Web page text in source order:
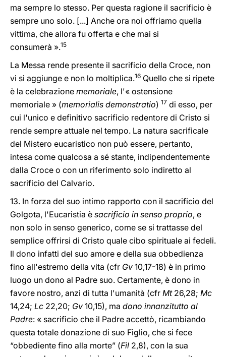
ma sempre lo stesso. Per questa ragione il sacrificio è
sempre uno solo. [...] Anche ora noi offriamo quella
vittima, che allora fu offerta e che mai si
consumerà ».15
La Messa rende presente il sacrificio della Croce, non
vi si aggiunge e non lo moltiplica.16 Quello che si ripete
è la celebrazione memoriale, l'« ostensione
memoriale » (memorialis demonstratio) 17 di esso, per
cui l'unico e definitivo sacrificio redentore di Cristo si
rende sempre attuale nel tempo. La natura sacrificale
del Mistero eucaristico non può essere, pertanto,
intesa come qualcosa a sé stante, indipendentemente
dalla Croce o con un riferimento solo indiretto al
sacrificio del Calvario.
13. In forza del suo intimo rapporto con il sacrificio del
Golgota, l'Eucaristia è sacrificio in senso proprio, e
non solo in senso generico, come se si trattasse del
semplice offrirsi di Cristo quale cibo spirituale ai fedeli.
Il dono infatti del suo amore e della sua obbedienza
fino all'estremo della vita (cfr Gv 10,17-18) è in primo
luogo un dono al Padre suo. Certamente, è dono in
favore nostro, anzi di tutta l'umanità (cfr Mt 26,28; Mc
14,24; Lc 22,20; Gv 10,15), ma dono innanzitutto al
Padre: « sacrificio che il Padre accettò, ricambiando
questa totale donazione di suo Figlio, che si fece
“obbediente fino alla morte” (Fil 2,8), con la sua